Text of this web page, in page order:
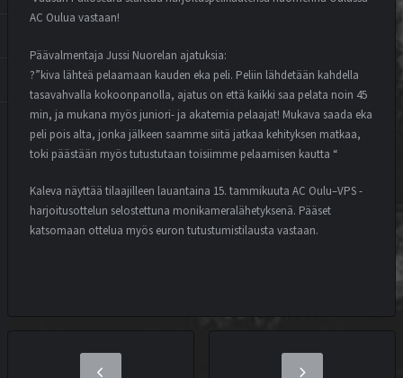
AC Oulua vastaan!
Päävalmentaja Jussi Nuorelan ajatuksia:
?”kiva lähteä pelaamaan kauden eka peli. Peliin lähdetään kahdella
tasavahvalla kokoonpanolla, ajatus on että kaikki saa pelata noin 45
min, ja mukana myös juniori- ja akatemia pelaajat! Mukava saada eka
peli pois alta, jonka jälkeen saamme siitä jatkaa kehityksen matkaa,
toki päästään myös tutustutaan toisiimme pelaamisen kautta “
Kaleva näyttää tilaajilleen lauantaina 15. tammikuuta AC Oulu–VPS -
harjoitusottelun selostettuna monikameralähetyksenä. Pääset
katsomaan ottelua myös euron tutustumistilausta vastaan.